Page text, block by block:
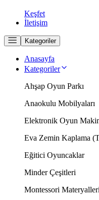
Keşfet
İletişim
Kategoriler
Anasayfa
Kategoriler
Ahşap Oyun Parkı
Anaokulu Mobilyaları
Elektronik Oyun
Eva Zemin Kaplama
Eğitici Oyuncaklar
Minder Çeşitleri
Montessori Materyalleri